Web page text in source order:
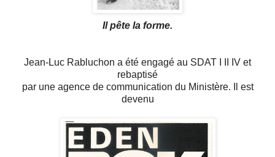
Il pête la forme.
Jean-Luc Rabluchon a été engagé au SDAT I II IV et
rebaptisé
par une agence de communication du Ministère. Il est
devenu